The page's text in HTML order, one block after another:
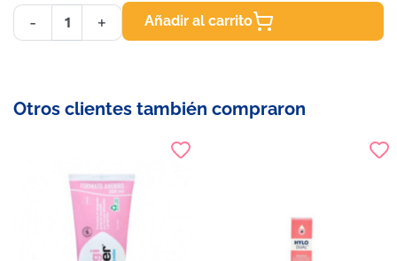
- + Añadir al carrito
Otros clientes también compraron